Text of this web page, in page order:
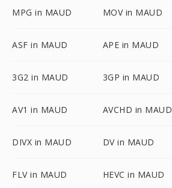
MPG in MAUD MOV in MAUD
ASF in MAUD APE in MAUD
3G2 in MAUD 3GP in MAUD
AV1 in MAUD AVCHD in MAUD
DIVX in MAUD DV in MAUD
FLV in MAUD HEVC in MAUD